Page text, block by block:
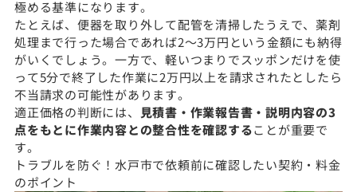
極める基準になります。
たとえば、便器を取り外して配管を清掃したうえで、薬剤
処理まで行った場合であれば2〜3万円という金額にも納得
がいくでしょう。一方で、軽いつまりでスッポンだけを使
って5分で終了した作業に2万円以上を請求されたとしたら
不当請求の可能性があります。
適正価格の判断には、 見積書・作業報告書・説明内容の3
点をもとに作業内容との整合性を確認することが重要で
す。
トラブルを防ぐ！水戸市で依頼前に確認したい契約・料金
のポイント